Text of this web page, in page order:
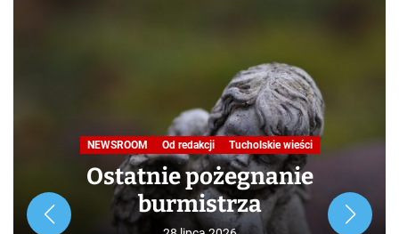
Podróże małe i duże. Ścieżka
przyrodniczo-dydaktyczna
„Jelenia Wyspa”
24 lipca 2026
Rozpoczynamy nowy cykl opowieści zarówno dla turystów,
jak i mieszkańców, którzy niekoniecznie muszą podróżować